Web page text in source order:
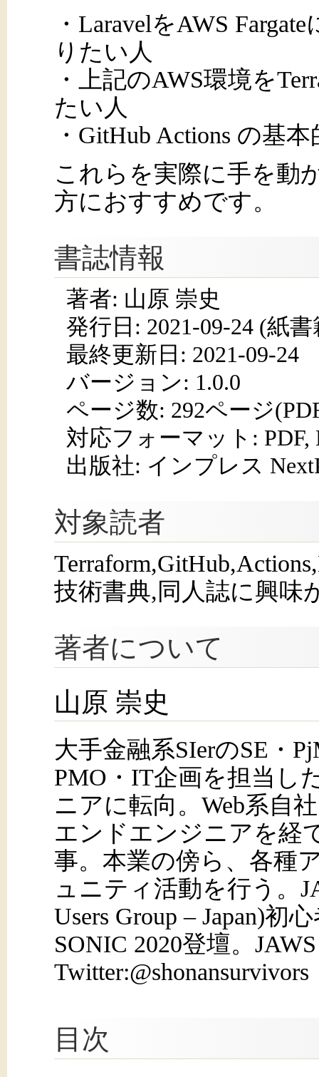
・LaravelをAWS
りたい⼈
・上記のAWS環境を
たい⼈
・GitHub Actions の基
これらを実際に手を動
方におすすめです。
書誌情報
著者: 山原 崇史
発行日: 2021-09-24(紙書
最終更新日: 2021-09-24
バージョン: 1.0.0
ページ数: 292ページ
対応フォーマット: PDF,
出版社: インプレス
対象読者
技術書典,同人誌に興味
著者について
山原 崇史
大手金融系SIerのSE・
PMO・IT企画を担当し
ニアに転向。Web系自
エンドエンジニアを経
事。本業の傍ら、各種
ュニティ活動を行う。
Users Group – Japan)初
SONIC 2020登壇。
Twitter:@shonansurvivors
目次